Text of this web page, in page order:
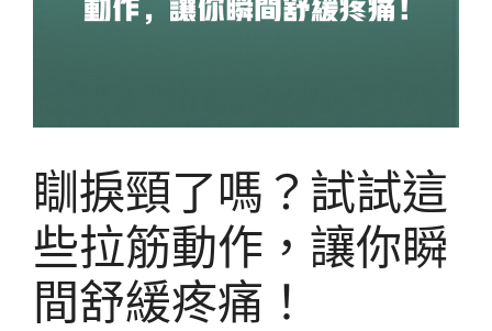
瞓捩頸了嗎？試試這
些拉筋動作，讓你瞬
間舒緩疼痛！